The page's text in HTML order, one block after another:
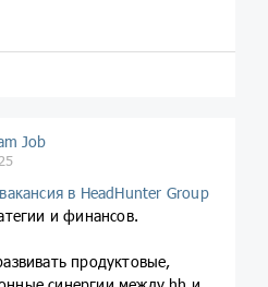
Job
в HeadHunter Group
и финансов.
продуктовые,